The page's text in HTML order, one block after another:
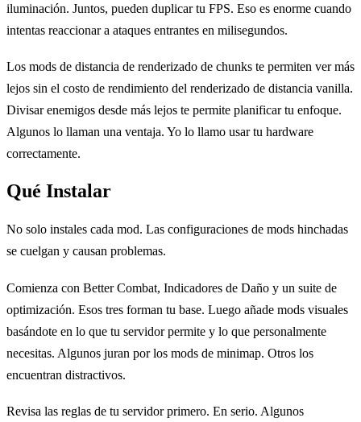
iluminación. Juntos, pueden duplicar tu FPS. Eso es enorme cuando
intentas reaccionar a ataques entrantes en milisegundos.
Los mods de distancia de renderizado de chunks te permiten ver más
lejos sin el costo de rendimiento del renderizado de distancia vanilla.
Divisar enemigos desde más lejos te permite planificar tu enfoque.
Algunos lo llaman una ventaja. Yo lo llamo usar tu hardware
correctamente.
Qué Instalar
No solo instales cada mod. Las configuraciones de mods hinchadas
se cuelgan y causan problemas.
Comienza con Better Combat, Indicadores de Daño y un suite de
optimización. Esos tres forman tu base. Luego añade mods visuales
basándote en lo que tu servidor permite y lo que personalmente
necesitas. Algunos juran por los mods de minimap. Otros los
encuentran distractivos.
Revisa las reglas de tu servidor primero. En serio. Algunos